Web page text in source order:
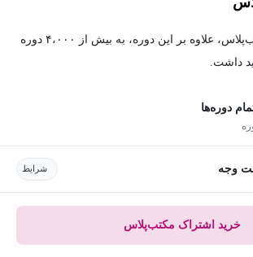
با خرید اشتراک مکتب‌پلاس، علاوه بر این دوره، به بیش از ۴،۰۰۰ دوره
داشت.
دوره‌ها
وجه شرایط
خرید اشتراک مکتب‌پلاس